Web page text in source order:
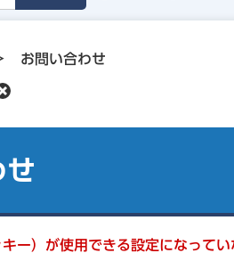
お問い合わせ
せ
ー）が使用できる設定になって